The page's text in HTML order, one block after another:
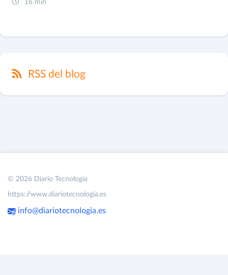
16 min
RSS del blog
© 2026 Diario Tecnología
https://www.diariotecnologia.es
info@diariotecnologia.es